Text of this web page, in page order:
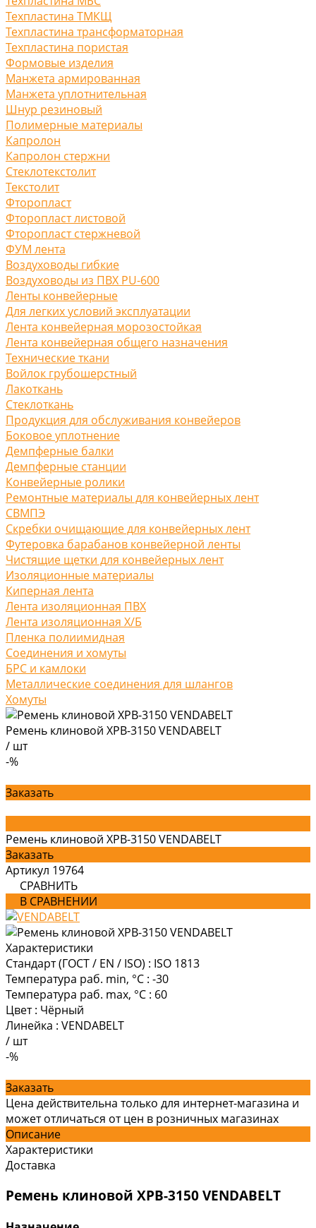
Техпластина ТМКЩ
Техпластина трансформаторная
Техпластина пористая
Формовые изделия
Манжета армированная
Манжета уплотнительная
Шнур резиновый
Полимерные материалы
Капролон
Капролон стержни
Стеклотекстолит
Текстолит
Фторопласт
Фторопласт листовой
Фторопласт стержневой
ФУМ лента
Воздуховоды гибкие
Воздуховоды из ПВХ PU-600
Ленты конвейерные
Для легких условий эксплуатации
Лента конвейерная морозостойкая
Лента конвейерная общего назначения
Технические ткани
Войлок грубошерстный
Лакоткань
Стеклоткань
Продукция для обслуживания конвейеров
Боковое уплотнение
Демпферные балки
Демпферные станции
Конвейерные ролики
Ремонтные материалы для конвейерных лент
СВМПЭ
Скребки очищающие для конвейерных лент
Футеровка барабанов конвейерной ленты
Чистящие щетки для конвейерных лент
Изоляционные материалы
Киперная лента
Лента изоляционная ПВХ
Лента изоляционная Х/Б
Пленка полиимидная
Соединения и хомуты
БРС и камлоки
Металлические соединения для шлангов
Хомуты
Ремень клиновой XPB-3150 VENDABELT
/ шт
-%
Заказать
Ремень клиновой XPB-3150 VENDABELT
Заказать
Артикул 19764
СРАВНИТЬ
В СРАВНЕНИИ
Характеристики
Стандарт (ГОСТ / EN / ISO) : ISO 1813
Температура раб. min, °C : -30
Температура раб. max, °C : 60
Цвет : Чёрный
Линейка : VENDABELT
/ шт
-%
Заказать
Цена действительна только для интернет-магазина и
может отличаться от цен в розничных магазинах
Описание
Характеристики
Доставка
Ремень клиновой XPB-3150 VENDABELT